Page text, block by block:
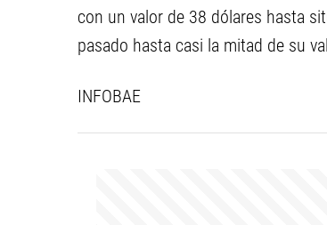
con un valor de 38 dólares hasta
pasado hasta casi la mitad de su
INFOBAE